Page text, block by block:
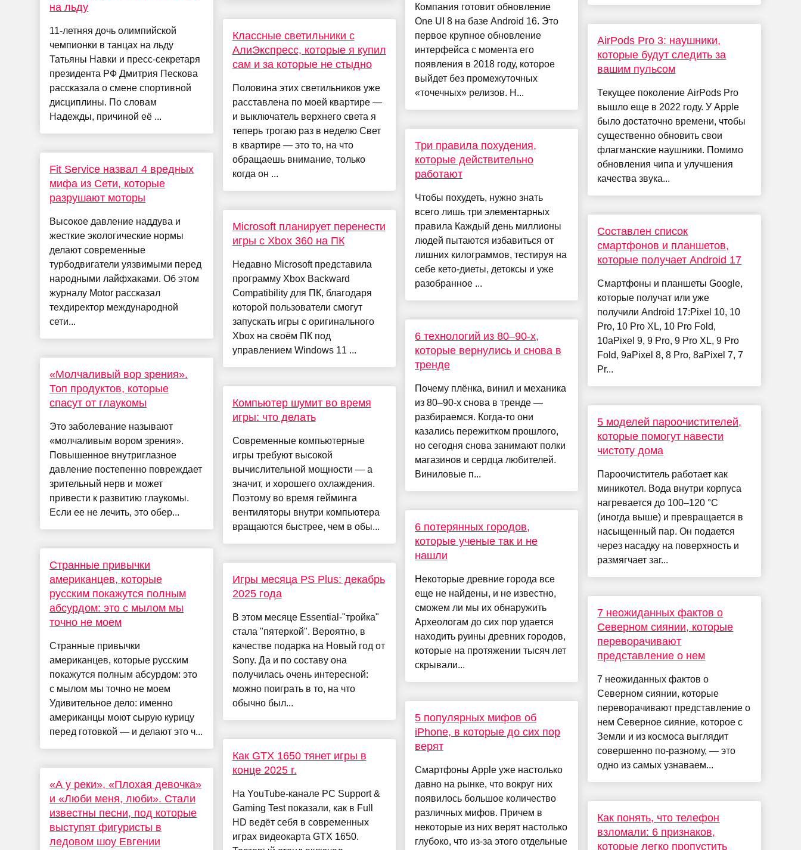
на льду
11-летняя дочь олимпийской
чемпионки в танцах на льду
Татьяны Навки и пресс-секретаря
президента РФ Дмитрия Пескова
рассказала о смене спортивной
дисциплины. По словам
Надежды, причиной её ...
Fit Service назвал 4 вредных
мифа из Сети, которые
разрушают моторы
Высокое давление наддува и
жесткие экологические нормы
делают современные
турбодвигатели уязвимыми перед
народными лайфхаками. Об этом
журналу Motor рассказал
техдиректор международной
сети...
«Молчаливый вор зрения».
Топ продуктов, которые
спасут от глаукомы
Это заболевание называют
«молчаливым вором зрения».
Повышенное внутриглазное
давление постепенно повреждает
зрительный нерв и может
привести к развитию глаукомы.
Если ее не лечить, это обер...
Странные привычки
американцев, которые
русским покажутся полным
абсурдом: это с мылом мы
точно не моем
Странные привычки
американцев, которые русским
покажутся полным абсурдом: это
с мылом мы точно не моем
Удивительное дело: именно
американцы моют сырую курицу
перед готовкой — и делают это ч...
«А у реки», «Плохая девочка»
и «Люби меня, люби». Стали
известны песни, под которые
выступят фигуристы в
ледовом шоу Евгении
Классные светильники с
АлиЭкспресс, которые я купил
сам и за которые не стыдно
Половина этих светильников уже
расставлена по моей квартире —
и выключатель верхнего света я
теперь трогаю раз в неделю Свет
в квартире — это то, на что
обращаешь внимание, только
когда он ...
Microsoft планирует перенести
игры с Xbox 360 на ПК
Недавно Microsoft представила
программу Xbox Backward
Compatibility для ПК, благодаря
которой пользователи смогут
запускать игры с оригинального
Xbox на своём ПК под
управлением Windows 11 ...
Компьютер шумит во время
игры: что делать
Современные компьютерные
игры требуют высокой
вычислительной мощности — а
значит, и хорошего охлаждения.
Поэтому во время гейминга
вентиляторы внутри компьютера
вращаются быстрее, чем в обы...
Игры месяца PS Plus: декабрь
2025 года
В этом месяце Essential-"тройка"
стала "пятеркой". Вероятно, в
качестве подарка на Новый год от
Sony. Да и по составу она
получилась очень интересной:
можно поиграть в то, на что
обычно был...
Как GTX 1650 тянет игры в
конце 2025 г.
На YouTube-канале PC Support &
Gaming Test показали, как в Full
HD ведёт себя в современных
играх видеокарта GTX 1650.
Компания готовит обновление
One UI 8 на базе Android 16. Это
первое крупное обновление
интерфейса с момента его
появления в 2018 году, которое
выйдет без промежуточных
«точечных» релизов. Н...
Три правила похудения,
которые действительно
работают
Чтобы похудеть, нужно знать
всего лишь три элементарных
правила Каждый день миллионы
людей пытаются избавиться от
лишних килограммов, тестируя на
себе кето-диеты, детоксы и уже
разобранное ...
6 технологий из 80–90-х,
которые вернулись и снова в
тренде
Почему плёнка, винил и механика
из 80–90-х снова в тренде —
разбираемся. Когда-то они
казались пережитком прошлого,
но сегодня снова занимают полки
магазинов и сердца любителей.
Виниловые п...
6 потерянных городов,
которые ученые так и не
нашли
Некоторые древние города все
еще не найдены, и не известно,
сможем ли мы их обнаружить
Археологам до сих пор удается
находить руины древних городов,
которые на протяжении тысяч лет
скрывали...
5 популярных мифов об
iPhone, в которые до сих пор
верят
Смартфоны Apple уже настолько
давно на рынке, что вокруг них
появилось большое количество
различных мифов. Причем в
некоторые из них верят настолько
глубоко, что из-за этого отдельные
AirPods Pro 3: наушники,
которые будут следить за
вашим пульсом
Текущее поколение AirPods Pro
вышло еще в 2022 году. У Apple
было достаточно времени, чтобы
существенно обновить свои
флагманские наушники. Помимо
обновления чипа и улучшения
качества звука...
Составлен список
смартфонов и планшетов,
которые получает Android 17
Смартфоны и планшеты Google,
которые получат или уже
получили Android 17:Pixel 10, 10
Pro, 10 Pro XL, 10 Pro Fold,
10aPixel 9, 9 Pro, 9 Pro XL, 9 Pro
Fold, 9aPixel 8, 8 Pro, 8aPixel 7, 7
Pr...
5 моделей пароочистителей,
которые помогут навести
чистоту дома
Пароочиститель работает как
миникотел. Вода внутри корпуса
нагревается до 100–120 °C
(иногда выше) и превращается в
насыщенный пар. Он подается
через насадку на поверхность и
размягчает заг...
7 неожиданных фактов о
Северном сиянии, которые
переворачивают
представление о нем
7 неожиданных фактов о
Северном сиянии, которые
переворачивают представление о
нем Северное сияние, которое с
Земли и из космоса выглядит
совершенно по-разному, — это
одно из самых узнаваем...
Как понять, что телефон
взломали: 6 признаков,
которые легко пропустить